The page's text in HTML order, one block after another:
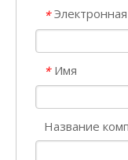
*
* Имя
Название